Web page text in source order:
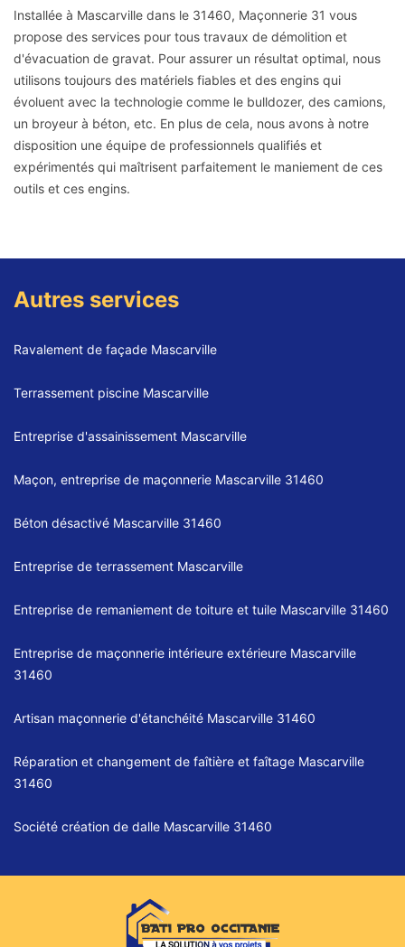
Installée à Mascarville dans le 31460, Maçonnerie 31 vous
propose des services pour tous travaux de démolition et
d'évacuation de gravat. Pour assurer un résultat optimal, nous
utilisons toujours des matériels fiables et des engins qui
évoluent avec la technologie comme le bulldozer, des camions,
un broyeur à béton, etc. En plus de cela, nous avons à notre
disposition une équipe de professionnels qualifiés et
expérimentés qui maîtrisent parfaitement le maniement de ces
outils et ces engins.
Autres services
Ravalement de façade Mascarville
Terrassement piscine Mascarville
Entreprise d'assainissement Mascarville
Maçon, entreprise de maçonnerie Mascarville 31460
Béton désactivé Mascarville 31460
Entreprise de terrassement Mascarville
Entreprise de remaniement de toiture et tuile Mascarville 31460
Entreprise de maçonnerie intérieure extérieure Mascarville
31460
Artisan maçonnerie d'étanchéité Mascarville 31460
Réparation et changement de faîtière et faîtage Mascarville
31460
Société création de dalle Mascarville 31460